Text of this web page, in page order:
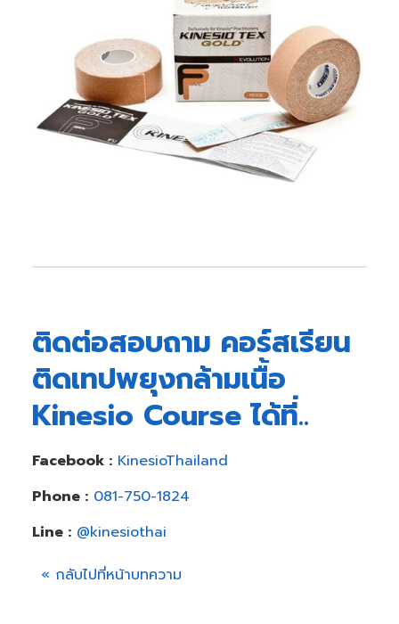
ติดต่อสอบถาม คอร์สเรียน
ติดเทปพยุงกล้ามเนื้อ
Kinesio Course ได้ที่..
Facebook : KinesioThailand
Phone : 081-750-1824
Line : @kinesiothai
« กลับไปที่หน้าบทความ